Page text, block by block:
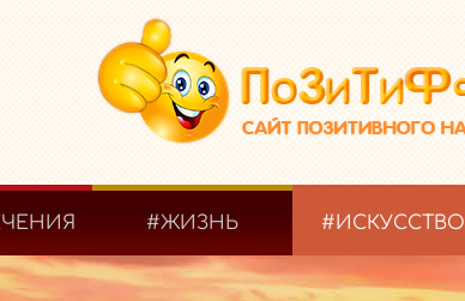
#ЖИЗНЬ #ИСКУССТВО